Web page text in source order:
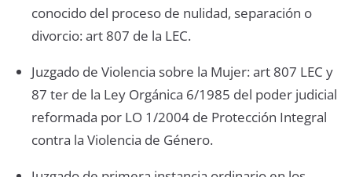
conocido del proceso de nulidad, separación o
divorcio: art 807 de la LEC.
Juzgado de Violencia sobre la Mujer: art 807 LEC y
87 ter de la Ley Orgánica 6/1985 del poder judicial
reformada por LO 1/2004 de Protección Integral
contra la Violencia de Género.